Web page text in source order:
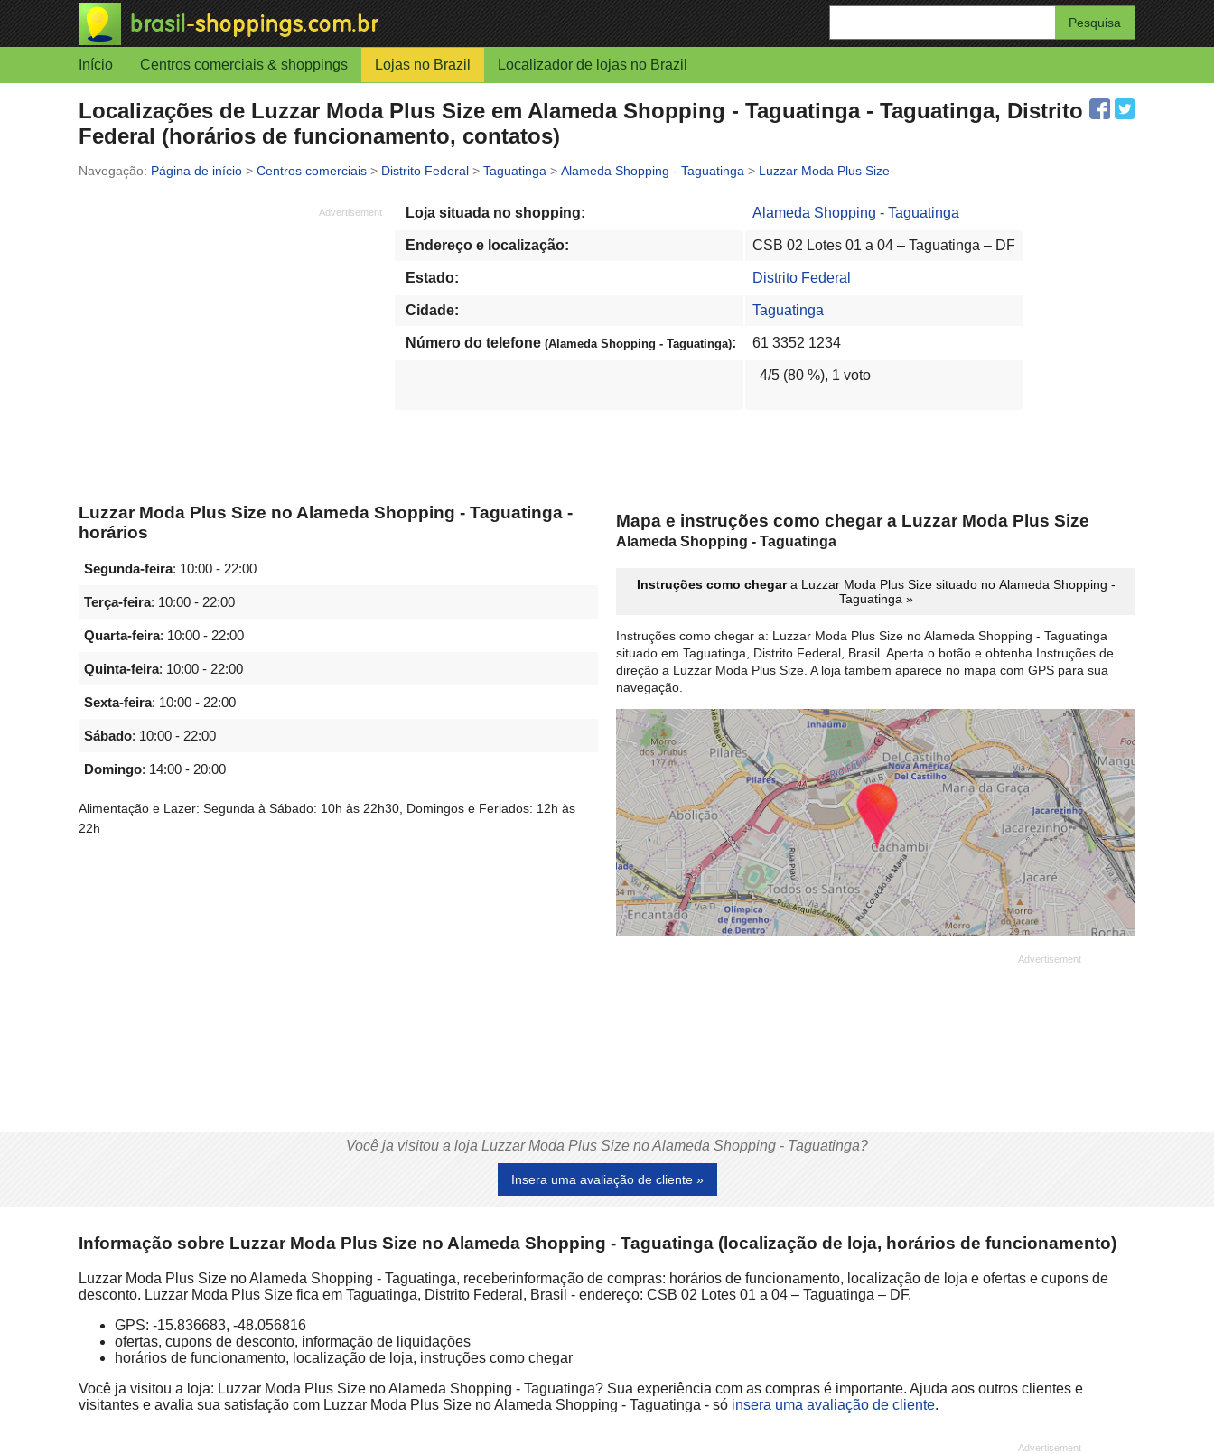
Enter
your
search
Início Centros comerciais & shoppings Lojas no Brazil Localizador de lojas no Brazil
Localizações de Luzzar Moda Plus Size em Alameda Shopping - Taguatinga - Taguatinga, Distrito
Federal (horários de funcionamento, contatos)
Página de início > Centros comerciais > Distrito Federal > Taguatinga > Alameda Shopping - Taguatinga > Luzzar Moda Plus Size
Loja situada no shopping: Alameda Shopping - Taguatinga
Endereço e localização: CSB 02 Lotes 01 a 04 – Taguatinga – DF
Estado: Distrito Federal
Cidade: Taguatinga
Número do telefone (Alameda Shopping - Taguatinga): 61 3352 1234
4/5 (80 %), 1 voto
Luzzar Moda Plus Size no Alameda Shopping - Taguatinga -
horários
Segunda-feira: 10:00 - 22:00
Terça-feira: 10:00 - 22:00
Quarta-feira: 10:00 - 22:00
Quinta-feira: 10:00 - 22:00
Sexta-feira: 10:00 - 22:00
Sábado: 10:00 - 22:00
Domingo: 14:00 - 20:00
Alimentação e Lazer: Segunda à Sábado: 10h às 22h30, Domingos e Feriados: 12h às
22h
Mapa e instruções como chegar a Luzzar Moda Plus Size
Alameda Shopping - Taguatinga
Instruções como chegara Luzzar Moda Plus Size situado no Alameda Shopping -
Taguatinga »
Instruções como chegar a: Luzzar Moda Plus Size no Alameda Shopping - Taguatinga
situado em Taguatinga, Distrito Federal, Brasil. Aperta o botão e obtenha Instruções de
direção a Luzzar Moda Plus Size. A loja tambem aparece no mapa com GPS para sua
navegação.
Você ja visitou a loja Luzzar Moda Plus Size no Alameda Shopping - Taguatinga?
Insera uma avaliação de cliente »
Informação sobre Luzzar Moda Plus Size no Alameda Shopping - Taguatinga (localização de loja, horários de funcionamento)
Luzzar Moda Plus Size no Alameda Shopping - Taguatinga, receberinformação de compras: horários de funcionamento, localização de loja e ofertas e cupons de
desconto. Luzzar Moda Plus Size fica em Taguatinga, Distrito Federal, Brasil - endereço: CSB 02 Lotes 01 a 04 – Taguatinga – DF.
GPS: -15.836683, -48.056816
ofertas, cupons de desconto, informação de liquidações
horários de funcionamento, localização de loja, instruções como chegar
Você ja visitou a loja: Luzzar Moda Plus Size no Alameda Shopping - Taguatinga? Sua experiência com as compras é importante. Ajuda aos outros clientes e
visitantes e avalia sua satisfação com Luzzar Moda Plus Size no Alameda Shopping - Taguatinga - só insera uma avaliação de cliente.